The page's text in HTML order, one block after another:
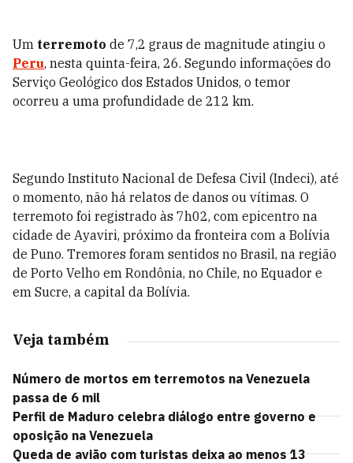
Um terremoto de 7,2 graus de magnitude atingiu o
Peru, nesta quinta-feira, 26. Segundo informações do
Serviço Geológico dos Estados Unidos, o temor
ocorreu a uma profundidade de 212 km.
Segundo Instituto Nacional de Defesa Civil (Indeci), até
o momento, não há relatos de danos ou vítimas. O
terremoto foi registrado às 7h02, com epicentro na
cidade de Ayaviri, próximo da fronteira com a Bolívia
de Puno. Tremores foram sentidos no Brasil, na região
de Porto Velho em Rondônia, no Chile, no Equador e
em Sucre, a capital da Bolívia.
Veja também
Número de mortos em terremotos na Venezuela
passa de 6 mil
Perfil de Maduro celebra diálogo entre governo e
oposição na Venezuela
Queda de avião com turistas deixa ao menos 13